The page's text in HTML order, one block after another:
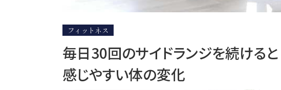
フィットネス
毎日30回のサイドランジを続ける
感じやすい体の変化